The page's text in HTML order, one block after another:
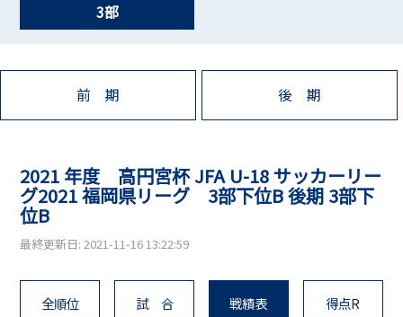
3部
前 期 後 期
2021 年度 高円宮杯 JFA U-18 サッカーリー
グ2021 福岡県リーグ 3部下位B 後期 3部下
位B
最終更新日: 2021-11-16 13:22:59
全順位 試 合 戦績表 得点R